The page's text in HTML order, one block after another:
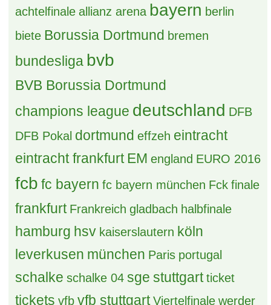
achtelfinale allianz arena bayern berlin
biete Borussia Dortmund bremen
bundesliga bvb
BVB Borussia Dortmund
champions league deutschland DFB
DFB Pokal dortmund effzeh eintracht
eintracht frankfurt EM england EURO 2016
fcb fc bayern fc bayern münchen Fck finale
frankfurt Frankreich gladbach halbfinale
hamburg hsv kaiserslautern köln
leverkusen münchen Paris portugal
schalke schalke 04 sge stuttgart ticket
tickets vfb vfb stuttgart Viertelfinale werder